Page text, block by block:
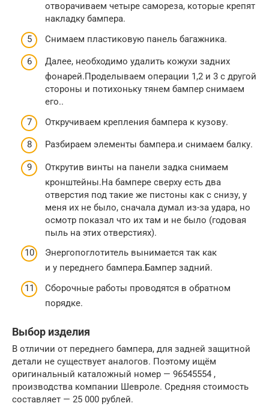
отворачиваем четыре самореза, которые крепят
накладку бампера.
Снимаем пластиковую панель багажника.
Далее, необходимо удалить кожухи задних
фонарей.Проделываем операции 1,2 и 3 с другой
стороны и потихоньку тянем бампер снимаем
его..
Откручиваем крепления бампера к кузову.
Разбираем элементы бампера.и снимаем балку.
Открутив винты на панели задка снимаем
кронштейны.На бампере сверху есть два
отверстия под такие же пистоны как с снизу, у
меня их не было, сначала думал из-за удара, но
осмотр показал что их там и не было (годовая
пыль на этих отверстиях).
Энергопоглотитель вынимается так как
и у переднего бампера.Бампер задний.
Сборочные работы проводятся в обратном
порядке.
Выбор изделия
В отличии от переднего бампера, для задней защитной
детали не существует аналогов. Поэтому ищём
оригинальный каталожный номер — 96545554 ,
производства компании Шевроле. Средняя стоимость
составляет — 25 000 рублей.